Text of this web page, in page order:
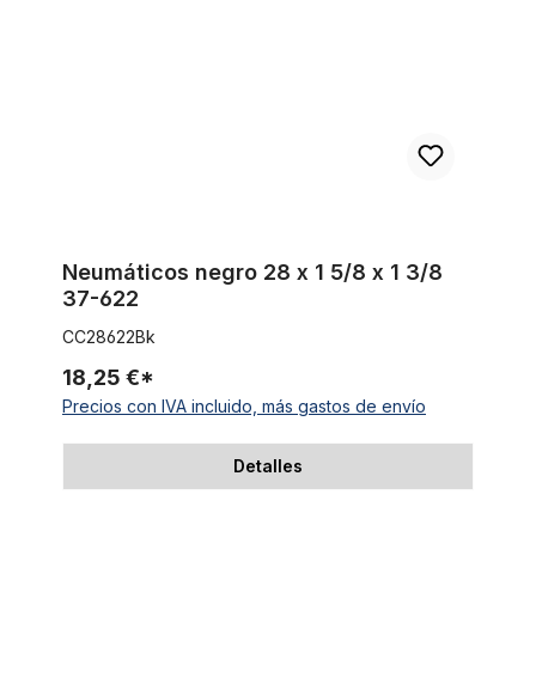
Neumáticos negro 28 x 1 5/8 x 1 3/8
37-622
CC28622Bk
18,25 €*
Precios con IVA incluido, más gastos de envío
Detalles